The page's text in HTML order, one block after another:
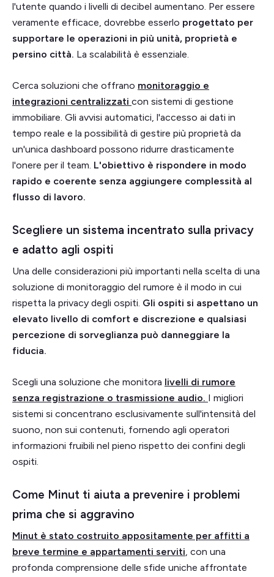
l'utente quando i livelli di decibel aumentano. Per essere
veramente efficace, dovrebbe esserlo progettato per
supportare le operazioni in più unità, proprietà e
persino città. La scalabilità è essenziale.
Cerca soluzioni che offrano monitoraggio e
integrazioni centralizzati con sistemi di gestione
immobiliare. Gli avvisi automatici, l'accesso ai dati in
tempo reale e la possibilità di gestire più proprietà da
un'unica dashboard possono ridurre drasticamente
l'onere per il team. L'obiettivo è rispondere in modo
rapido e coerente senza aggiungere complessità al
flusso di lavoro.
Scegliere un sistema incentrato sulla privacy
e adatto agli ospiti
Una delle considerazioni più importanti nella scelta di una
soluzione di monitoraggio del rumore è il modo in cui
rispetta la privacy degli ospiti. Gli ospiti si aspettano un
elevato livello di comfort e discrezione e qualsiasi
percezione di sorveglianza può danneggiare la
fiducia.
Scegli una soluzione che monitora livelli di rumore
senza registrazione o trasmissione audio. I migliori
sistemi si concentrano esclusivamente sull'intensità del
suono, non sui contenuti, fornendo agli operatori
informazioni fruibili nel pieno rispetto dei confini degli
ospiti.
Come Minut ti aiuta a prevenire i problemi
prima che si aggravino
Minut è stato costruito appositamente per affitti a
breve termine e appartamenti serviti, con una
profonda comprensione delle sfide uniche affrontate